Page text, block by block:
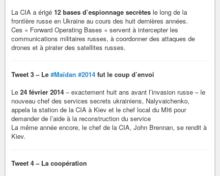
La CIA a érigé 12 bases d’espionnage secrètes le long de la
frontière russe en Ukraine au cours des huit dernières années.
Ces « Forward Operating Bases » servent à intercepter les
communications militaires russes, à coordonner des attaques de
drones et à pirater des satellites russes.
Tweet 3 – Le #Maïdan #2014 fut le coup d’envoi
Le 24 février 2014 – exactement huit ans avant l’invasion russe – le
nouveau chef des services secrets ukrainiens, Nalyvaichenko,
appela la station de la CIA à Kiev et le chef local du MI6 pour
demander de l’aide à la reconstruction du service
La même année encore, le chef de la CIA, John Brennan, se rendit à
Kiev.
Tweet 4 – La coopération